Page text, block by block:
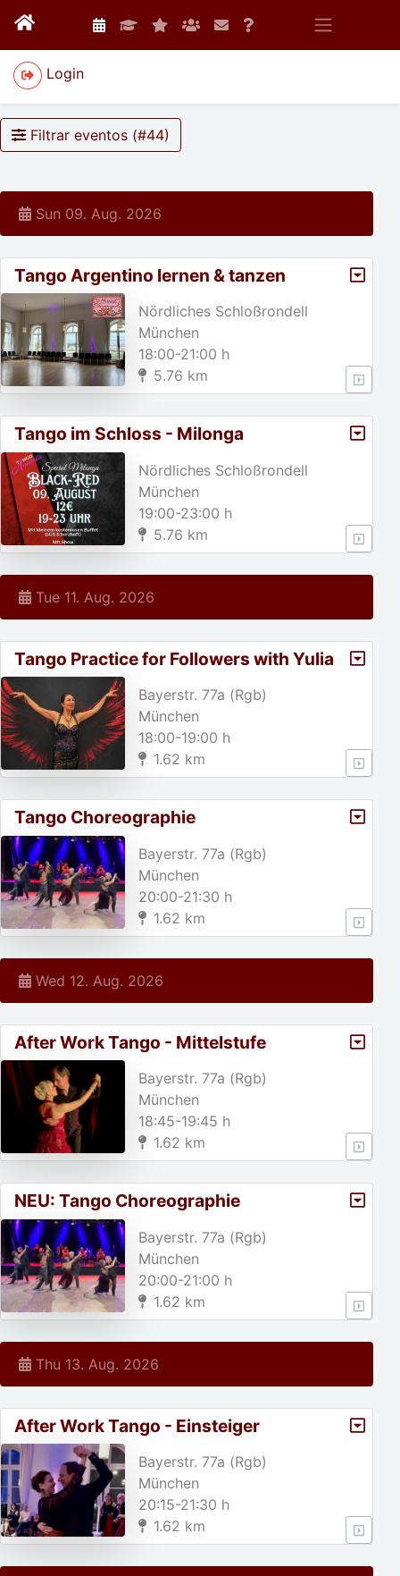
Login
Filtrar eventos (#44)
Sun 09. Aug. 2026
Tango Argentino lernen & tanzen
Nördliches Schloßrondell
München
18:00-21:00 h
5.76 km
Tango im Schloss - Milonga
Rot/Schwarz
Nördliches Schloßrondell
München
19:00-23:00 h
5.76 km
Tue 11. Aug. 2026
Tango Practice for Followers with Yulia
Bayerstr. 77a (Rgb)
München
18:00-19:00 h
1.62 km
Tango Choreographie
(Fortgeschrittene)
Bayerstr. 77a (Rgb)
München
20:00-21:30 h
1.62 km
Wed 12. Aug. 2026
After Work Tango - Mittelstufe
Bayerstr. 77a (Rgb)
München
18:45-19:45 h
1.62 km
NEU: Tango Choreographie
(Mittelstufe)
Bayerstr. 77a (Rgb)
München
20:00-21:00 h
1.62 km
Thu 13. Aug. 2026
After Work Tango - Einsteiger
Bayerstr. 77a (Rgb)
München
20:15-21:30 h
1.62 km